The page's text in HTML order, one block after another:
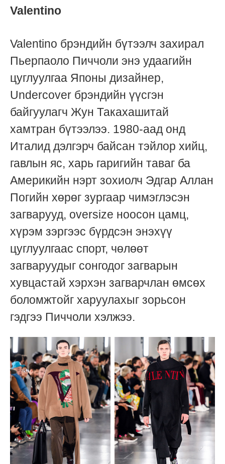
Valentino
Valentino брэндийн бүтээлч захирал
Пьерпаоло Пиччоли энэ удаагийн
цуглуулгаа Японы дизайнер,
Undercover брэндийн үүсгэн
байгуулагч Жун Такахашитай
хамтран бүтээлээ. 1980-аад онд
Италид дэлгэрч байсан тэйлор хийц,
гавлын яс, харь гаригийн таваг ба
Америкийн нэрт зохиолч Эдгар Аллан
Погийн хөрөг зургаар чимэглэсэн
загварууд, oversize ноосон цамц,
хүрэм зэргээс бүрдсэн энэхүү
цуглуулгаас спорт, чөлөөт
загваруудыг сонгодог загварын
хувцастай хэрхэн загварчлан өмсөх
боломжтойг харуулахыг зорьсон
гэдгээ Пиччоли хэлжээ.